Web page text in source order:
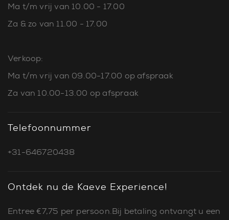
Ma t/m vrij van 10.00 - 17.00
Za & zo van 11.00 - 17.00
Verkoop:
Ma t/m vrij van 09.00-17.00 op afspraak
Za van 10.00-13.00 op afspraak
Telefoonnummer
+31-646720438
Ontdek nu de Kaeve Experience!
Entree €7,75 per persoon.Bij betaling ontvangt u een